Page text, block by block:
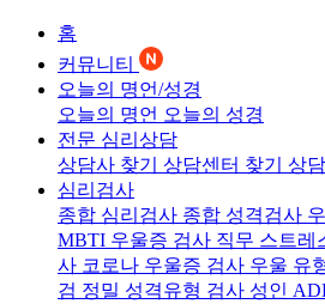
홈
커뮤니티
오늘의 명언/성경
오늘의 명언 오늘의 성경
전문 심리상담
상담사 찾기 상담센터 찾기 상
심리검사
종합 심리검사 종합 성격검사
MBTI 우울증 검사 직무 스트레
사 코로나 우울증 검사 우울 유
검 정밀 성격유형 검사 성인